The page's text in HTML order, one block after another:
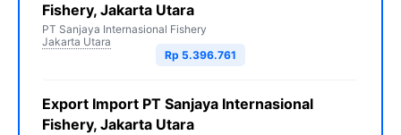
Fishery, Jakarta Utara
PT Sanjaya Internasional Fishery
Jakarta Utara
Rp 5.396.761
Export Import PT Sanjaya Internasional
Fishery, Jakarta Utara